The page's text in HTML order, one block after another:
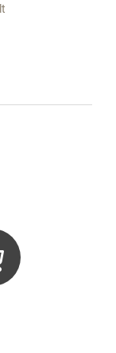
den